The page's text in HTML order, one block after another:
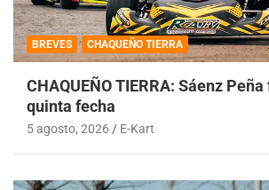
BREVES CHAQUEÑO TIERRA
CHAQUEÑO TIERRA: Sáenz
quinta fecha
5 agosto, 2026 E-Kart